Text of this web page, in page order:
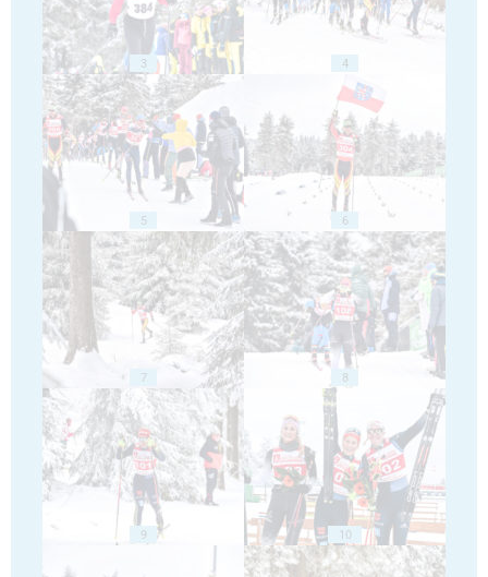
3 4
5 6
7 8
9 10